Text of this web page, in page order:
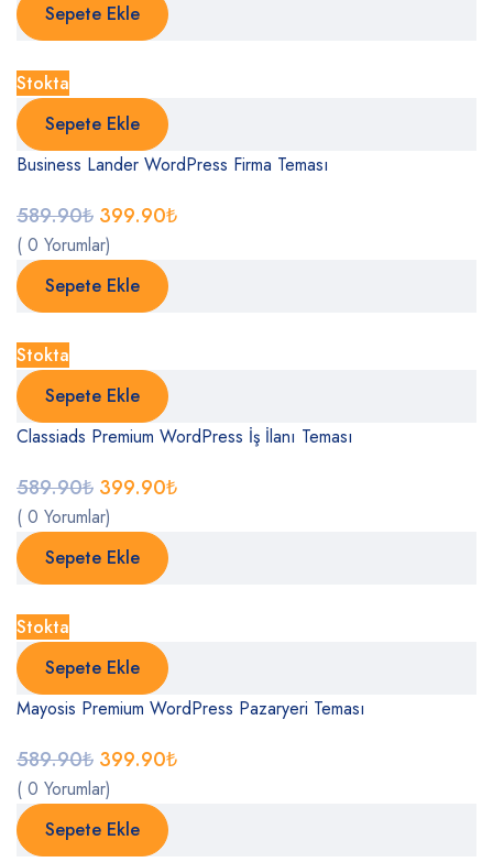
Sepete Ekle
Stokta
Sepete Ekle
Business Lander WordPress Firma Teması
589.90₺ 399.90₺
( 0 Yorumlar)
Sepete Ekle
Stokta
Sepete Ekle
Classiads Premium WordPress İş İlanı Teması
589.90₺ 399.90₺
( 0 Yorumlar)
Sepete Ekle
Stokta
Sepete Ekle
Mayosis Premium WordPress Pazaryeri Teması
589.90₺ 399.90₺
( 0 Yorumlar)
Sepete Ekle